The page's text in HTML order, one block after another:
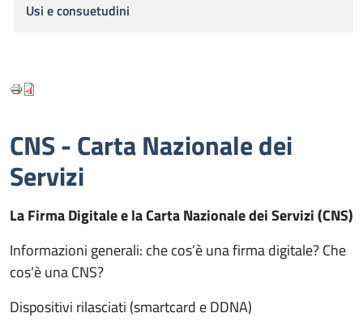
CNS - Carta Nazionale dei
Servizi
La Firma Digitale e la Carta Nazionale dei Servizi (CNS)
Informazioni generali: che cos’è una firma digitale? Che
cos’è una CNS?
Dispositivi rilasciati (smartcard e DDNA)
Usi e consuetudini